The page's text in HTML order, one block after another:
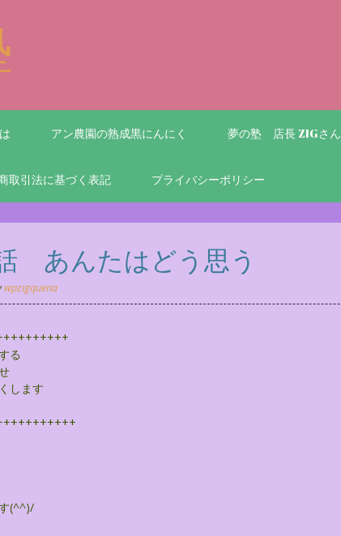
アン農園の熟成黒にんにく 夢の塾 店長 ZIGさん
取引法に基づく表記 プライバシーポリシー
あんたはどう思う
wpzigquena
る
します
(^^)/